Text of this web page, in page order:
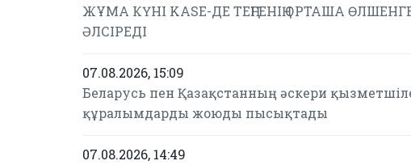
ЖҰМА КҮНІ KASE-ДЕ ТЕҢГЕНІҢ ОРТАША
ӘЛСІРЕДІ
07.08.2026, 15:09
Беларусь пен Қазақстанның әскери
құралымдарды жоюды пысықтады
07.08.2026, 14:49